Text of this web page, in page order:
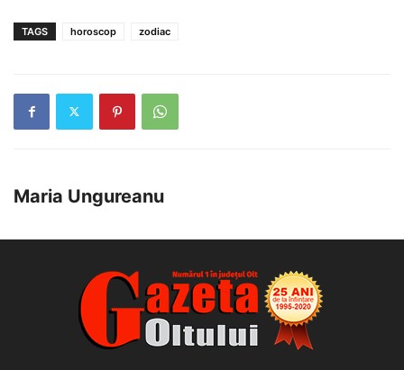
TAGS horoscop zodiac
Maria Ungureanu